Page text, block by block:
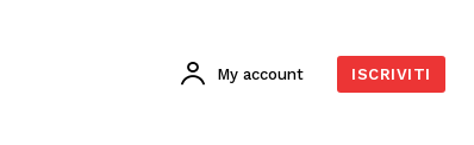
My account ISCRIVITI